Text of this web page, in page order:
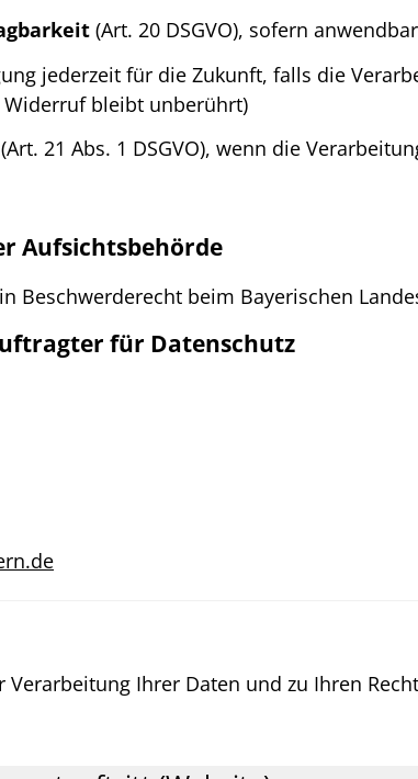
(Art. 20 DSGVO), sofern anwendbar
jederzeit für die Zukunft, falls die
bleibt unberührt)
(Art. 21 Abs. 1 DSGVO), wenn die
Aufsichtsbehörde
Beschwerderecht beim Bayerischen
für Datenschutz
Ihrer Daten und zu Ihren